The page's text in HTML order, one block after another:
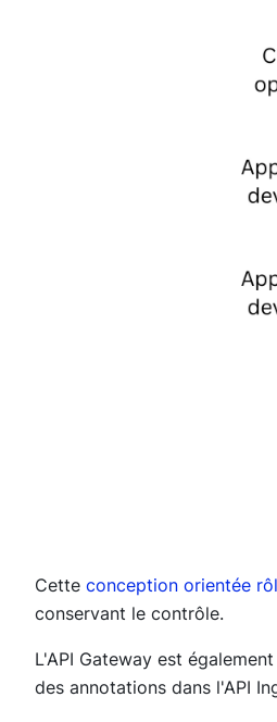
Cette conception orientée
conservant le contrôle.
L'API Gateway est
des annotations dans l'API